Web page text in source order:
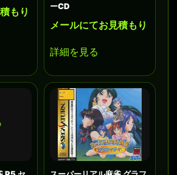
もり
ーCD
メールにてお見積もり
詳細を見る